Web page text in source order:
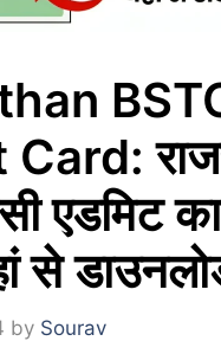
एडमिट
से
by Sourav